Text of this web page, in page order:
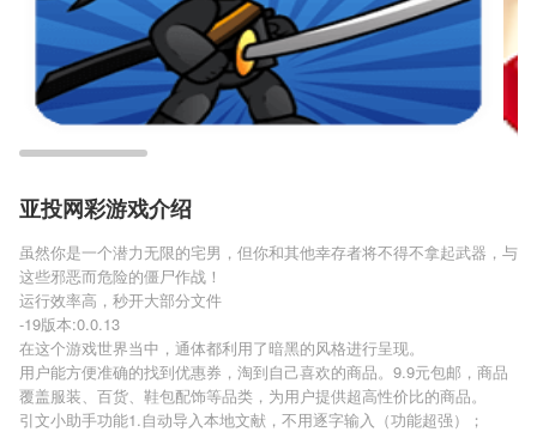
亚投网彩游戏介绍
虽然你是一个潜力无限的宅男，但你和其他幸存者将不得不拿起武器，与
这些邪恶而危险的僵尸作战！
运行效率高，秒开大部分文件
-19版本:0.0.13
在这个游戏世界当中，通体都利用了暗黑的风格进行呈现。
用户能方便准确的找到优惠券，淘到自己喜欢的商品。9.9元包邮，商品
覆盖服装、百货、鞋包配饰等品类，为用户提供超高性价比的商品。
引文小助手功能1.自动导入本地文献，不用逐字输入（功能超强）；